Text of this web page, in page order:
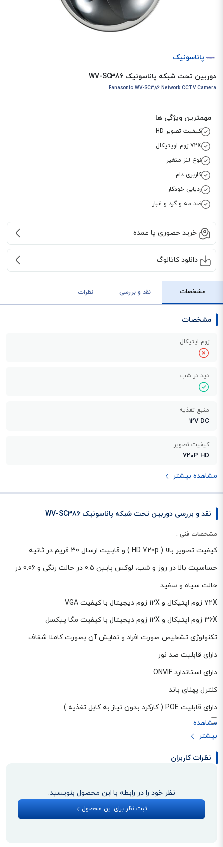
پاناسونیک
دوربین تحت شبکه پاناسونیک WV-SC386
Panasonic WV-SC386 Network CCTV Camera
مهمترین ویژگی ها
کیفیت تصویر HD
72X زوم اوپتیکال
نوع لنز متغیر
کاربری دام
ردیابی خودکار
ضد مه و گرد و غبار
خرید حضوری یا عمده
دانلود کاتالوگ
مشخصات نقد و بررسی نظرات
مشخصات
زوم اپتیکال
دید در شب
منبع تغذیه
12V DC
کیفیت تصویر
720P HD
مشاهده بیشتر
نقد و بررسی دوربین تحت شبکه پاناسونیک WV-SC386
مشخصات فنی :
کیفیت تصویر بالا ( HD 720p ) و قابلیت ارسال 30 فریم در ثانیه
حساسیت بالا در روز و شب، لوکس پایین 0.5 در حالت رنگی و 0.06 در
حالت سیاه و سفید
72X زوم اپتیکال و 12X زوم دیجیتال با کیفیت VGA
36X زوم اپتیکال و 12X زوم دیجیتال با کیفیت مگا پیکسل
تکنولوژی تشخیص صورت افراد و نمایش آن بصورت کاملا شفاف
دارای قابلیت ضد نور
دارای استاندارد ONVIF
کنترل پهنای باند
دارای قابلیت POE ( کارکرد بدون نیاز به کابل تغذیه )
نظرات کاربران
نظر خود را در رابطه با این محصول بنویسید.
ثبت نظر برای این محصول